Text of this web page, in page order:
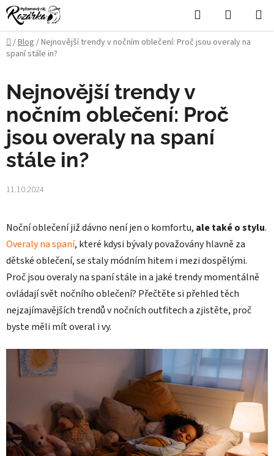
Přejít
na
obsah
Hledat
KOŠÍK
Domů
/Blog /Nejnovější trendy v nočním oblečení: Proč jsou overaly na
spaní stále in?
Nejnovější trendy v
nočním oblečení: Proč
jsou overaly na spaní
stále in?
11.10.2024
Noční oblečení již dávno není jen o komfortu, ale také o stylu.
Overaly na spaní, které kdysi bývaly považovány hlavně za
dětské oblečení, se staly módním hitem i mezi dospělými.
Proč jsou overaly na spaní stále in a jaké trendy momentálně
ovládají svět nočního oblečení? Přečtěte si přehled těch
nejzajímavějších trendů v nočních outfitech a zjistěte, proč
byste měli mít overal i vy.